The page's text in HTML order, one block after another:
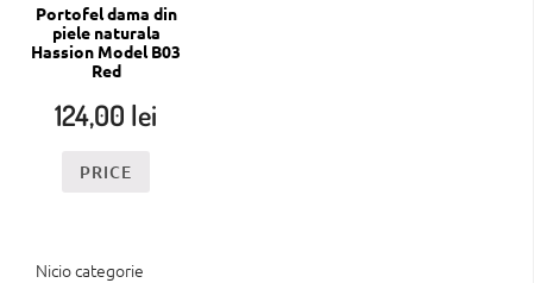
Portofel dama din
piele naturala
Hassion Model B03
Red
124,00 lei
PRICE
Nicio categorie